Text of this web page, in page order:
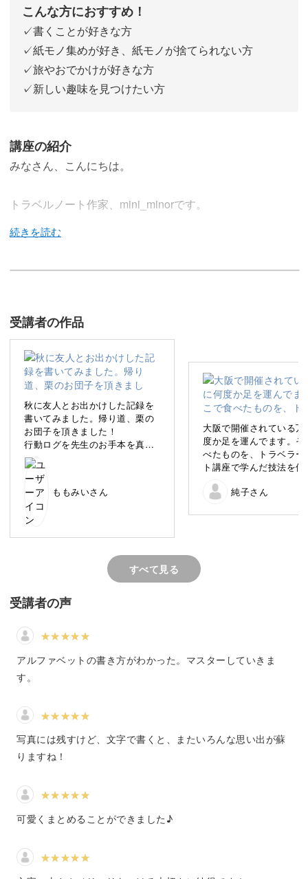
こんな方におすすめ！
✓書くことが好きな方
✓紙モノ集めが好き、紙モノが捨てられない方
✓旅やおでかけが好きな方
✓新しい趣味を見つけたい方
講座の紹介
みなさん、こんにちは。
トラベルノート作家、mini_minorです。
今回の講座では、1つ５分からできる「トラベルノート18
の基本テクニック」を学んでいきましょう♪
例えば、旅の楽しみの１つである「食事」なら、こんな3
つのパターンでまとめることが可能です。
◎多品料理のまとめ方
◎コース料理のまとめ方
◎3食ミールログ風のまとめ方
いろいろな表現のパターンを身につけることで、より自分
らしい旅の記録づくりを楽しんでいきましょう。
その他「食事」以外にも「やったこと」「買ったもの」
ックをご紹介します。
旅行好きさんはもちろん、大切な思い出を何かしらの形で
しっかり残しておきたいと感じている方は必見ですよ。
受講者の作品
秋に友人とお出かけした記録を
書いてみました。帰り道、栗の
お団子を頂きました！
行動ログを先生のお手本を真似
て書いてみるとまとまった感じ
が出ました。これからも学んで
いきたいと思います。
ももみいさん
大阪で開催されている万
度か足を運んでます。そ
べたものを、トラベラー
ト講座で学んだ技法を
純子さん
すべて見る
受講者の声
アルファベットの書き方がわかった。マスターしていきま
す。
写真には残すけど、文字で書くと、またいろんな思い出が蘇
りますね！
可愛くまとめることができました♪